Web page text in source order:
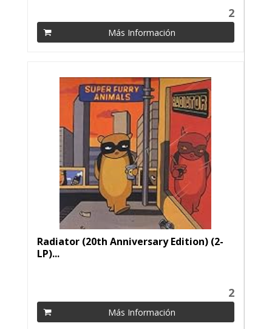
2
Más Información
Radiator (20th Anniversary Edition) (2-
LP)...
2
Más Información